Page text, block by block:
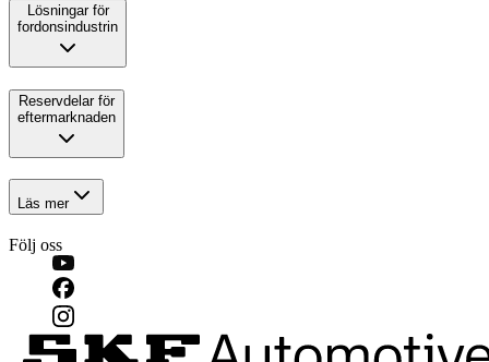
Lösningar för
fordonsindustrin
Reservdelar för
eftermarknaden
Läs mer
Följ oss